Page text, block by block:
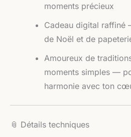
moments précieux
Cadeau digital raffiné
de Noël et de
Amoureux de
moments simples —
harmonie avec ton
📎 Détails techniques